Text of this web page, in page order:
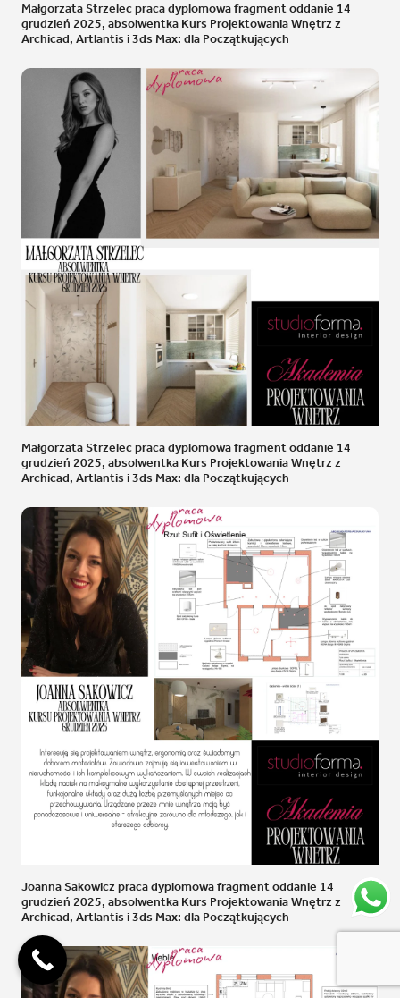
Małgorzata Strzelec praca dyplomowa fragment oddanie 14
grudzień 2025, absolwentka Kurs Projektowania Wnętrz z
Archicad, Artlantis i 3ds Max: dla Początkujących
Małgorzata Strzelec praca dyplomowa fragment oddanie 14
grudzień 2025, absolwentka Kurs Projektowania Wnętrz z
Archicad, Artlantis i 3ds Max: dla Początkujących
Joanna Sakowicz praca dyplomowa fragment oddanie 14
grudzień 2025, absolwentka Kurs Projektowania Wnętrz z
Archicad, Artlantis i 3ds Max: dla Początkujących